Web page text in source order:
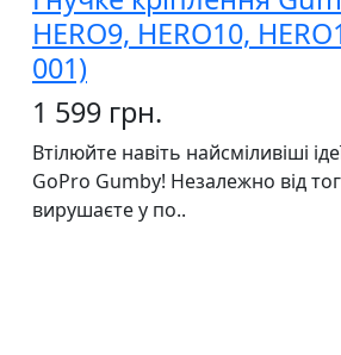
HERO9, HERO10,
001)
1 599 грн.
Втілюйте навіть найсміливіші
GoPro Gumby! Незалежно від
вирушаєте у по..